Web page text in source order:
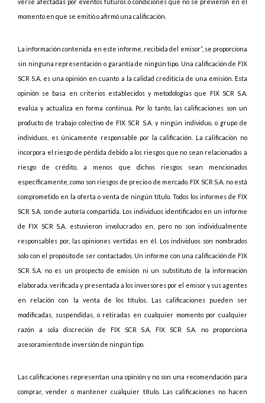
momento en que se emitió o afirmó una calificación.
La información contenida en este informe, recibida del emisor”, se proporciona
sin ninguna representación o garantía de ningún tipo. Una calificación de FIX
SCR S.A. es una opinión en cuanto a la calidad crediticia de una emisión. Esta
opinión se basa en criterios establecidos y metodologías que FIX SCR S.A.
evalúa y actualiza en forma continua. Por lo tanto, las calificaciones son un
producto de trabajo colectivo de FIX SCR S.A. y ningún individuo, o grupo de
individuos, es únicamente responsable por la calificación. La calificación no
incorpora el riesgo de pérdida debido a los riesgos que no sean relacionados a
riesgo de crédito, a menos que dichos riesgos sean mencionados
específicamente, como son riesgos de precio o de mercado. FIX SCR S.A. no está
comprometido en la oferta o venta de ningún título. Todos los informes de FIX
SCR S.A. son de autoría compartida. Los individuos identificados en un informe
de FIX SCR S.A. estuvieron involucrados en, pero no son individualmente
responsables por, las opiniones vertidas en él. Los individuos son nombrados
solo con el propósito de ser contactados. Un informe con una calificación de FIX
SCR S.A. no es un prospecto de emisión ni un substituto de la información
elaborada, verificada y presentada a los inversores por el emisor y sus agentes
en relación con la venta de los títulos. Las calificaciones pueden ser
modificadas, suspendidas, o retiradas en cualquier momento por cualquier
razón a sola discreción de FIX SCR S.A. FIX SCR S.A. no proporciona
asesoramiento de inversión de ningún tipo.
Las calificaciones representan una opinión y no son una recomendación para
comprar, vender o mantener cualquier título. Las calificaciones no hacen